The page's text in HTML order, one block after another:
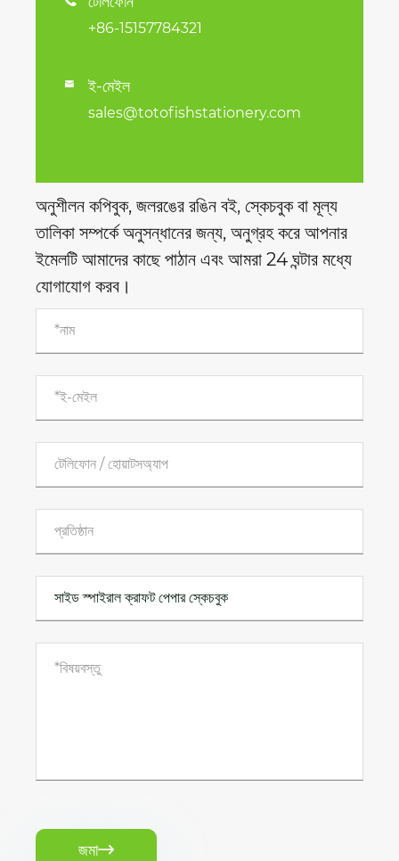
+86-15157784321
 ই-মেইল
sales@totofishstationery.com
অনুশীলন কপিবুক, জলরঙের রঙিন বই, স্কেচবুক বা মূল্য
তালিকা সম্পর্কে অনুসন্ধানের জন্য, অনুগ্রহ করে আপনার
ইমেলটি আমাদের কাছে পাঠান এবং আমরা 24 ঘন্টার মধ্যে
যোগাযোগ করব।
জমা